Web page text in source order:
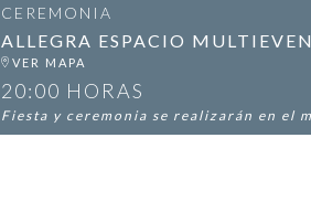
CEREMONIA
ALLEGRA ESPACIO
20:00 HORAS
Fiesta y ceremonia se realizarán en el